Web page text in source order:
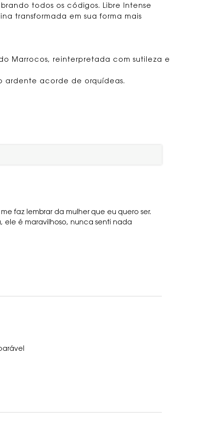
todos os códigos. Libre Intense
transformada em sua forma mais
Marrocos, reinterpretada com sutileza e
ardente acorde de orquídeas.
faz lembrar da mulher que eu quero ser.
ele é maravilhoso, nunca senti nada